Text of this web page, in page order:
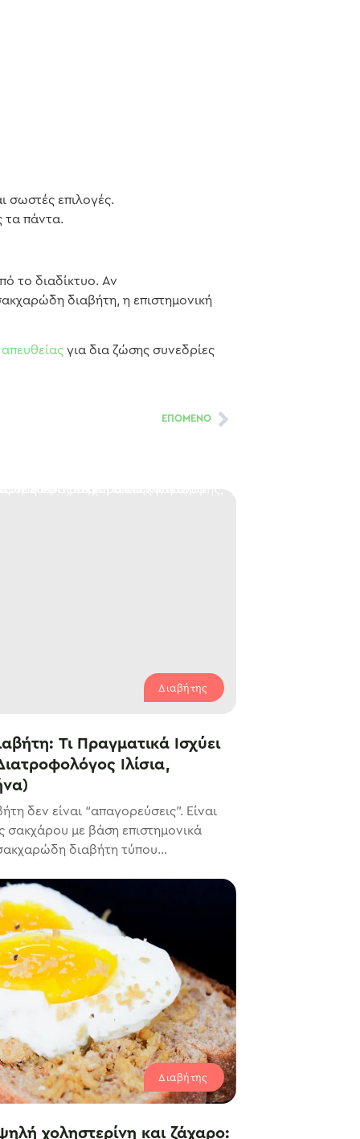
σωστές επιλογές.
τα πάντα.
το διαδίκτυο. Αν
διαβήτη, η επιστημονική
απευθείαςγια δια ζώσης συνεδρίες
ΕΠΟΜΕΝΟ
Διαβήτης
Τι Πραγματικά Ισχύει
Ιλίσια,
δεν είναι “απαγορεύσεις”. Είναι
σακχάρου με βάση επιστημονικά
διαβήτη τύπου...
Διαβήτης
χοληστερίνη και ζάχαρο: